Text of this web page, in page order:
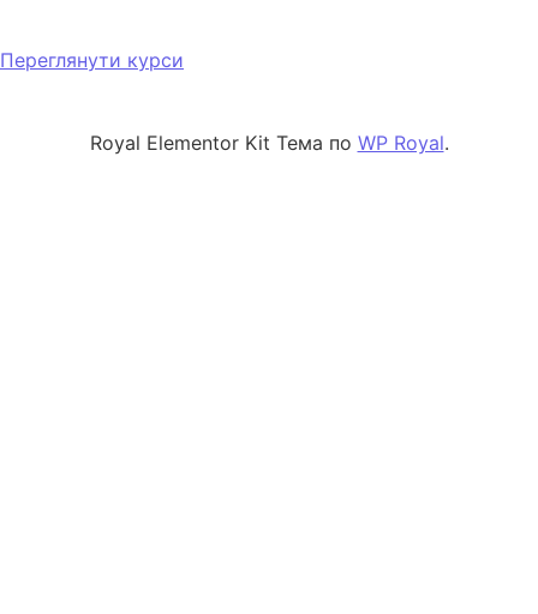
Переглянути курси
Royal Elementor Kit Тема по WP Royal.